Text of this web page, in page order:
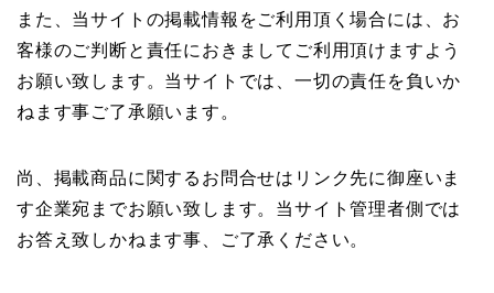
また、当サイトの掲載情報をご利用頂く場合には、お
客様のご判断と責任におきましてご利用頂けますよう
お願い致します。当サイトでは、一切の責任を負いか
ねます事ご了承願います。
尚、掲載商品に関するお問合せはリンク先に御座いま
す企業宛までお願い致します。当サイト管理者側では
お答え致しかねます事、ご了承ください。